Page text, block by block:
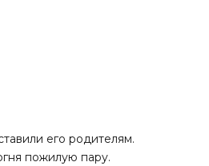
его родителям.
пожилую пару.